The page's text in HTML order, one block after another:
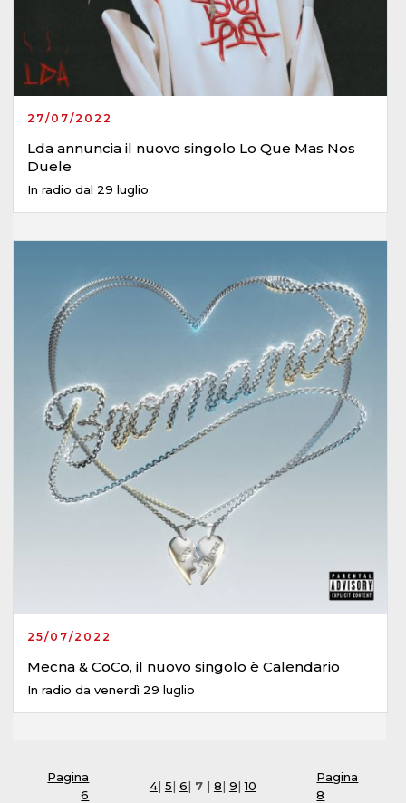
27/07/2022
Lda annuncia il nuovo singolo Lo Que Mas Nos
Duele
In radio dal 29 luglio
25/07/2022
Mecna & CoCo, il nuovo singolo è Calendario
In radio da venerdì 29 luglio
Pagina
6
4| 5| 6| 7 | 8| 9|10
Pagina
8